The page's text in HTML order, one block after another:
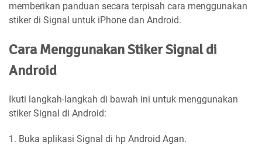
memberikan panduan secara terpisah cara menggunakan
stiker di Signal untuk iPhone dan Android.
Cara Menggunakan Stiker Signal di
Android
Ikuti langkah-langkah di bawah ini untuk menggunakan
stiker Signal di Android:
1. Buka aplikasi Signal di hp Android Agan.